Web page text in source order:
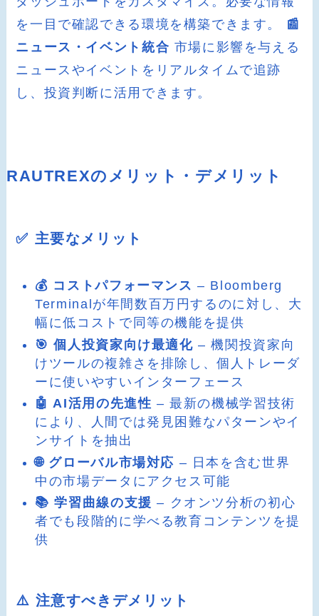
を一目で確認できる環境を構築できます。
📰
ニュース・イベント統合 市場に影響を与える
ニュースやイベントをリアルタイムで追跡
し、投資判断に活用できます。
RAUTREXのメリット・デメリット
✅ 主要なメリット
💰 コストパフォーマンス – Bloomberg
Terminalが年間数百万円するのに対し、大
幅に低コストで同等の機能を提供
🎯 個人投資家向け最適化 – 機関投資家向
けツールの複雑さを排除し、個人トレーダ
ーに使いやすいインターフェース
🤖 AI活用の先進性 – 最新の機械学習技術
により、人間では発見困難なパターンやイ
ンサイトを抽出
🌐 グローバル市場対応 – 日本を含む世界
中の市場データにアクセス可能
📚 学習曲線の支援 – クオンツ分析の初心
者でも段階的に学べる教育コンテンツを提
供
⚠️ 注意すべきデメリット